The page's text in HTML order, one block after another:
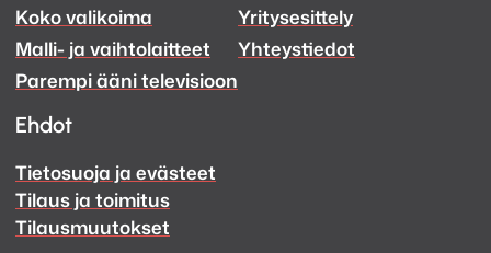
Ääni
Facebook
Ääni
Instagram
Koko valikoima
Malli- ja vaihtolaitteet
Parempi ääni televisioon
Yritysesittely
Yhteystiedot
Ehdot
Tietosuoja ja evästeet
Tilaus ja toimitus
Tilausmuutokset